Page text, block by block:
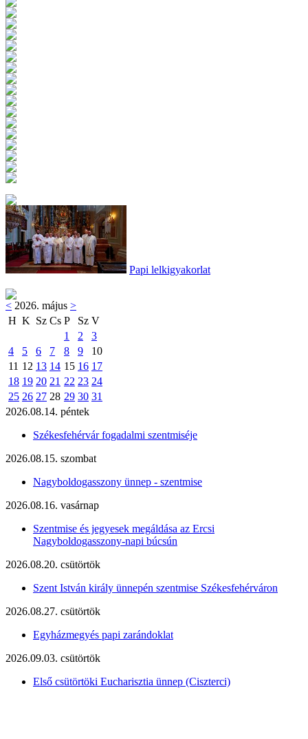
Papi lelkigyakorlat
< 2026. május >
H K Sz Cs P Sz V
1
2
3
4
5 6 7 8 9
10
11 12 13 14 15 16 17
18 19 20 21 22 23 24
25 26 27 28 29 30 31
2026.08.14. péntek
Székesfehérvár fogadalmi szentmiséje
2026.08.15. szombat
Nagyboldogasszony ünnep - szentmise
2026.08.16. vasárnap
Szentmise és jegyesek megáldása az Ercsi
Nagyboldogasszony-napi búcsún
2026.08.20. csütörtök
Szent István király ünnepén szentmise Székesfehérváron
2026.08.27. csütörtök
Egyházmegyés papi zarándoklat
2026.09.03. csütörtök
Első csütörtöki Eucharisztia ünnep (Ciszterci)